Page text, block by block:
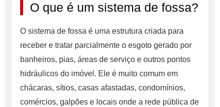
O que é um sistema de fossa?
O sistema de fossa é uma estrutura criada para
receber e tratar parcialmente o esgoto gerado por
banheiros, pias, áreas de serviço e outros pontos
hidráulicos do imóvel. Ele é muito comum em
chácaras, sítios, casas afastadas, condomínios,
comércios, galpões e locais onde a rede pública de